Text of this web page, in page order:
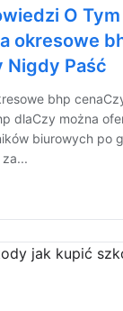
O
okresowe
Nigdy Paść
bhp
dlaCzy można
biurowych po